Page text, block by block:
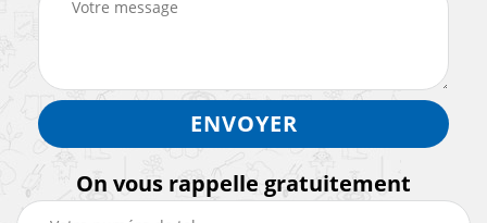
On vous rappelle gratuitement